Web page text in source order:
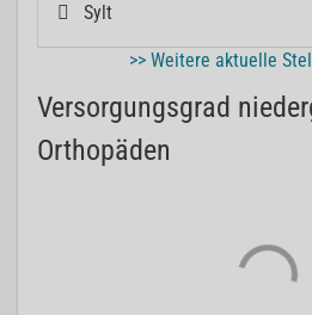
Sylt
>> Weitere aktuelle
Versorgungsgrad
Orthopäden